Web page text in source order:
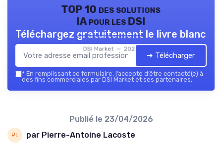
TOP 10 des solutions
IA pour les DSI
DSI Market — 2026
Téléchargez gratuitement le livre blanc
➔ Télécharger
* En remplissant ce formulaire, j’accepte d’être contacté(e) à
des fins commerciales par DSI Market et ses partenaires.
Publié le 23/04/2026
par Pierre-Antoine Lacoste